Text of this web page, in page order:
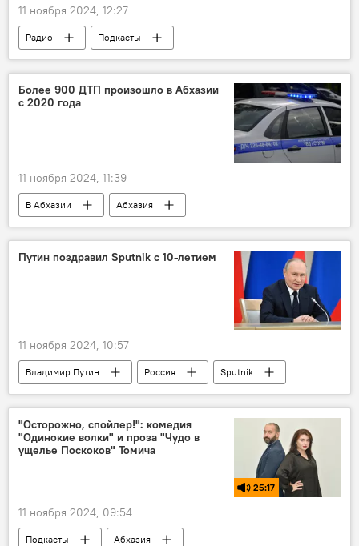
11 ноября 2024, 12:27
Радио
Подкасты
Взаимный интерес
Абхазия
Россия
Более 900 ДТП произошло в Абхазии
с 2020 года
11 ноября 2024, 11:39
В Абхазии Абхазия
Путин поздравил Sputnik с 10-летием
11 ноября 2024, 10:57
Владимир Путин Россия Sputnik
"Осторожно, спойлер!": комедия
"Одинокие волки" и проза "Чудо в
ущелье Поскоков" Томича
25:17
11 ноября 2024, 09:54
Подкасты
Абхазия